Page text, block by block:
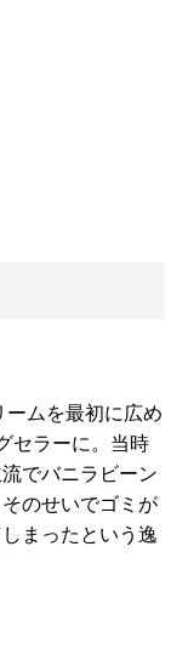
ムを最初に広め
セラーに。当時
でバニラビーン
のせいでゴミが
まったという逸